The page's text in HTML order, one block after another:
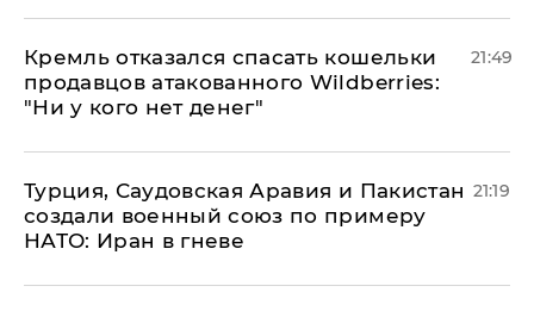
Кремль отказался спасать кошельки
продавцов атакованного Wildberries:
"Ни у кого нет денег"
21:49
Турция, Саудовская Аравия и Пакистан
создали военный союз по примеру
НАТО: Иран в гневе
21:19